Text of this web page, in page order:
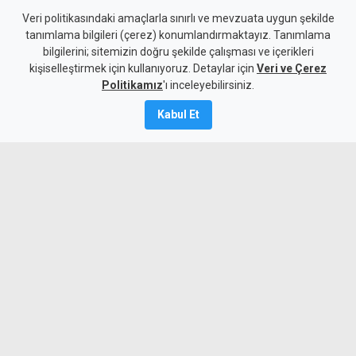
Yeşil reçeteli haplarla
yakalanan zanlılara ek
tutukluluk
Veri politikasındaki amaçlarla sınırlı ve mevzuata uygun şekilde
tanımlama bilgileri (çerez) konumlandırmaktayız. Tanımlama
bilgilerini; sitemizin doğru şekilde çalışması ve içerikleri
kişiselleştirmek için kullanıyoruz. Detaylar için Veri ve Çerez
Politikamız'ı inceleyebilirsiniz.
Kabul Et